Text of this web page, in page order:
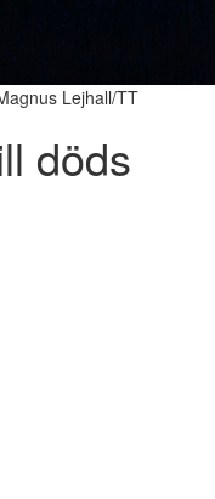
Lejhall/TT
döds